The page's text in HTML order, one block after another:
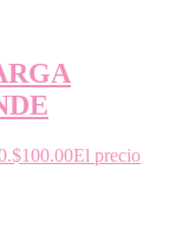
$100.00El precio